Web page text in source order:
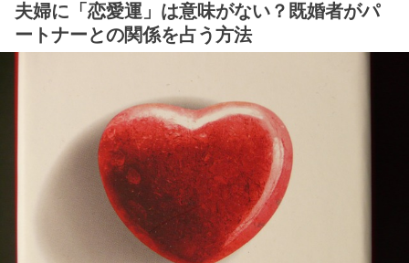
夫婦に「恋愛運」は意味がない？既婚者がパ
ートナーとの関係を占う方法